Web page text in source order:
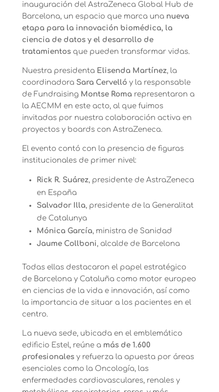
inauguración del AstraZeneca Global Hub de
Barcelona, un espacio que marca una nueva
etapa para la innovación biomédica, la
ciencia de datos y el desarrollo de
tratamientosque pueden transformar vidas.
Nuestra presidenta Elisenda Martínez, la
coordinadora Sara Cervelló y la responsable
de Fundraising Montse Romarepresentaron a
la AECMM en este acto, al que fuimos
invitadas por nuestra colaboración activa en
proyectos y boards con AstraZeneca.
El evento contó con la presencia de figuras
institucionales de primer nivel:
Rick R. Suárez, presidente de AstraZeneca
en España
Salvador Illa, presidente de la Generalitat
de Catalunya
Mónica García, ministra de Sanidad
Jaume Collboni, alcalde de Barcelona
Todas ellas destacaron el papel estratégico
de Barcelona y Cataluña como motor europeo
en ciencias de la vida e innovación, así como
la importancia de situar a los pacientes en el
centro.
La nueva sede, ubicada en el emblemático
edificio Estel, reúne a más de 1.600
profesionalesy refuerza la apuesta por áreas
esenciales como la Oncología, las
enfermedades cardiovasculares, renales y